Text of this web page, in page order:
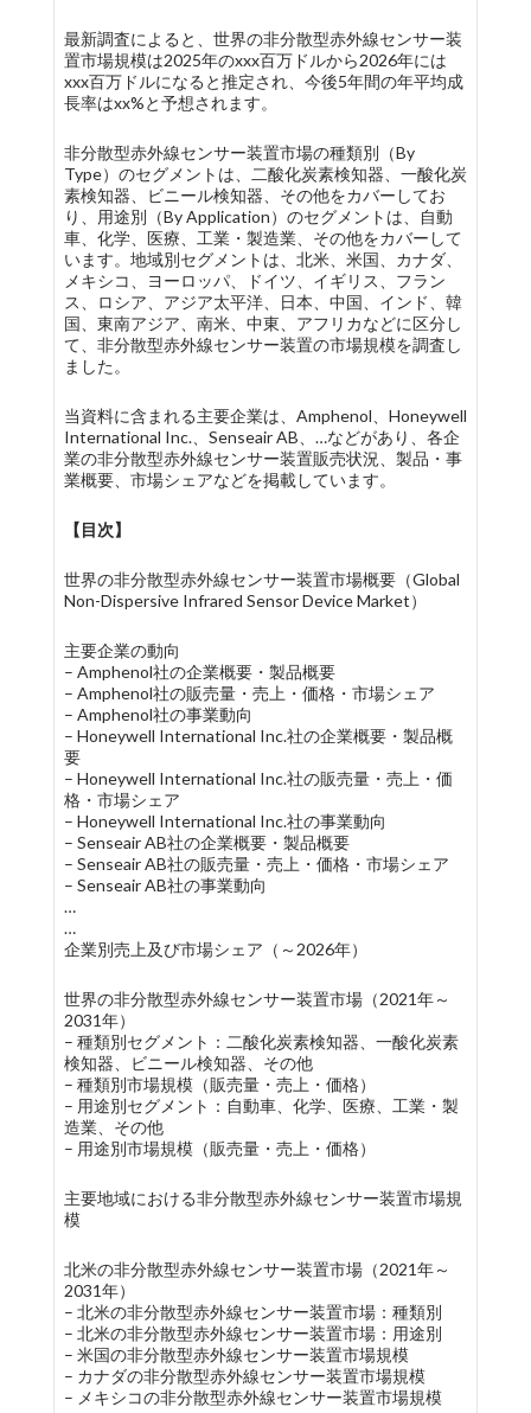
最新調査によると、世界の非分散型赤外線センサー装
置市場規模は2025年のxxx百万ドルから2026年には
xxx百万ドルになると推定され、今後5年間の年平均成
長率はxx%と予想されます。
非分散型赤外線センサー装置市場の種類別（By
Type）のセグメントは、二酸化炭素検知器、一酸化炭
素検知器、ビニール検知器、その他をカバーしてお
り、用途別（By Application）のセグメントは、自動
車、化学、医療、工業・製造業、その他をカバーして
います。地域別セグメントは、北米、米国、カナダ、
メキシコ、ヨーロッパ、ドイツ、イギリス、フラン
ス、ロシア、アジア太平洋、日本、中国、インド、韓
国、東南アジア、南米、中東、アフリカなどに区分し
て、非分散型赤外線センサー装置の市場規模を調査し
ました。
当資料に含まれる主要企業は、Amphenol、Honeywell
International Inc.、Senseair AB、…などがあり、各企
業の非分散型赤外線センサー装置販売状況、製品・事
業概要、市場シェアなどを掲載しています。
【目次】
世界の非分散型赤外線センサー装置市場概要（Global
Non-Dispersive Infrared Sensor Device Market）
主要企業の動向
– Amphenol社の企業概要・製品概要
– Amphenol社の販売量・売上・価格・市場シェア
– Amphenol社の事業動向
– Honeywell International Inc.社の企業概要・製品概
要
– Honeywell International Inc.社の販売量・売上・価
格・市場シェア
– Honeywell International Inc.社の事業動向
– Senseair AB社の企業概要・製品概要
– Senseair AB社の販売量・売上・価格・市場シェア
– Senseair AB社の事業動向
…
…
企業別売上及び市場シェア（～2026年）
世界の非分散型赤外線センサー装置市場（2021年～
2031年）
– 種類別セグメント：二酸化炭素検知器、一酸化炭素
検知器、ビニール検知器、その他
– 種類別市場規模（販売量・売上・価格）
– 用途別セグメント：自動車、化学、医療、工業・製
造業、その他
– 用途別市場規模（販売量・売上・価格）
主要地域における非分散型赤外線センサー装置市場規
模
北米の非分散型赤外線センサー装置市場（2021年～
2031年）
– 北米の非分散型赤外線センサー装置市場：種類別
– 北米の非分散型赤外線センサー装置市場：用途別
– 米国の非分散型赤外線センサー装置市場規模
– カナダの非分散型赤外線センサー装置市場規模
– メキシコの非分散型赤外線センサー装置市場規模